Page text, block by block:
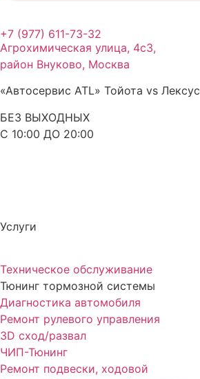
+7 (977) 611-73-32
Агрохимическая улица, 4с3,
район Внуково, Москва
«Автосервис ATL» Тойота vs Лексус
БЕЗ ВЫХОДНЫХ
С 10:00 ДО 20:00
Услуги
Техническое обслуживание
Тюнинг тормозной системы
Диагностика автомобиля
Ремонт рулевого управления
3D сход/развал
ЧИП-Тюнинг
Ремонт подвески, ходовой